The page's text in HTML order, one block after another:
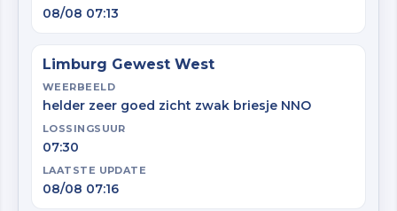
08/08 07:13
Limburg Gewest West
WEERBEELD
helder zeer goed zicht zwak briesje NNO
LOSSINGSUUR
07:30
LAATSTE UPDATE
08/08 07:16